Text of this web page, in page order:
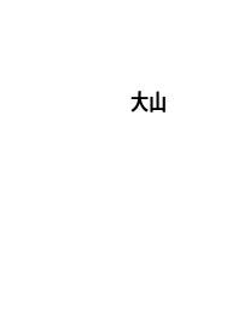
大山